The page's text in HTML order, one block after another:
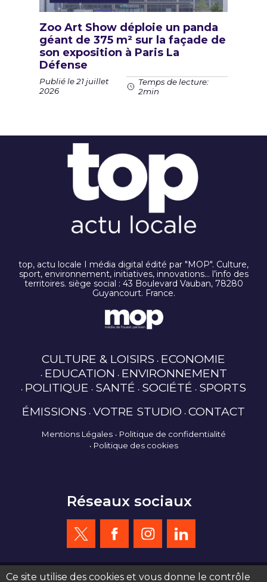
Zoo Art Show déploie un panda
géant de 375 m² sur la façade de
son exposition à Paris La
Défense
Publié le 21 juillet
2026
Temps de lecture:
2min
top, actu locale I média digital édité par "MOP". Culture,
sport, environnement, initiatives, innovations… l’info des
territoires. siège social : 43 Boulevard Vauban, 78280
Guyancourt. France.
CULTURE & LOISIRS ECONOMIE
EDUCATION ENVIRONNEMENT
POLITIQUE SANTÉ SOCIÉTÉ SPORTS
ÉMISSIONS VOTRE STUDIO CONTACT
Mentions Légales
Politique de confidentialité
Politique des cookies
Réseaux sociaux
Ce site utilise des cookies et vous donne le contrôle